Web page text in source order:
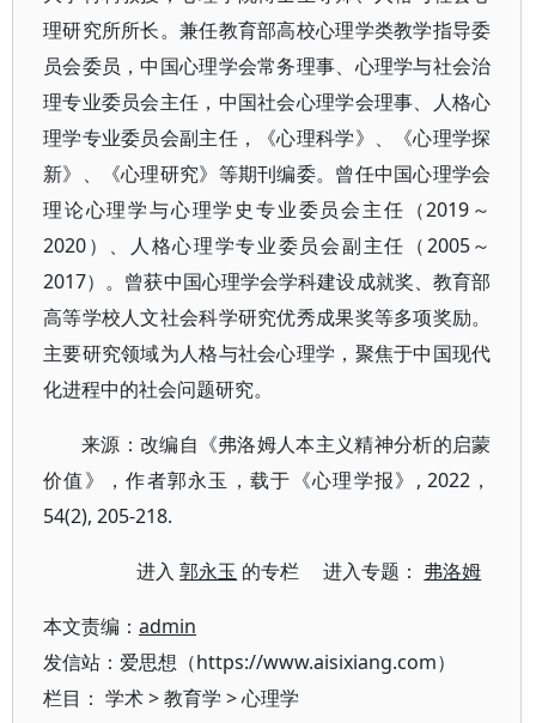
理研究所所长。兼任教育部高校心理学类教学指导委
员会委员，中国心理学会常务理事、心理学与社会治
理专业委员会主任，中国社会心理学会理事、人格心
理学专业委员会副主任，《心理科学》、《心理学探
新》、《心理研究》等期刊编委。曾任中国心理学会
理论心理学与心理学史专业委员会主任（2019～
2020）、人格心理学专业委员会副主任（2005～
2017）。曾获中国心理学会学科建设成就奖、教育部
高等学校人文社会科学研究优秀成果奖等多项奖励。
主要研究领域为人格与社会心理学，聚焦于中国现代
化进程中的社会问题研究。
来源：改编自《弗洛姆人本主义精神分析的启蒙
价值》，作者郭永玉，载于《心理学报》, 2022，
54(2), 205-218.
进入郭永玉 的专栏 进入专题： 弗洛姆
本文责编： admin
发信站：爱思想（https://www.aisixiang.com）
栏目： 学术>教育学 >心理学